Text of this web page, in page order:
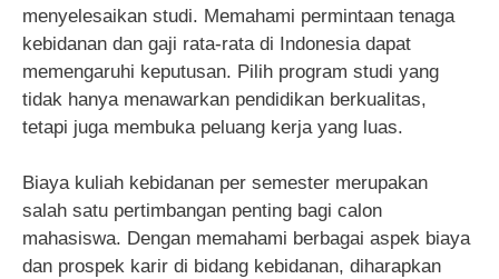
menyelesaikan studi. Memahami permintaan tenaga
kebidanan dan gaji rata-rata di Indonesia dapat
memengaruhi keputusan. Pilih program studi yang
tidak hanya menawarkan pendidikan berkualitas,
tetapi juga membuka peluang kerja yang luas.
Biaya kuliah kebidanan per semester merupakan
salah satu pertimbangan penting bagi calon
mahasiswa. Dengan memahami berbagai aspek biaya
dan prospek karir di bidang kebidanan, diharapkan